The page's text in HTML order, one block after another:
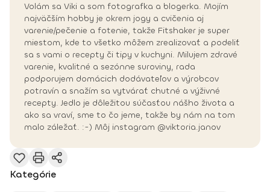
Volám sa Viki a som fotografka a blogerka. Mojím
najväčším hobby je okrem jogy a cvičenia aj
varenie/pečenie a fotenie, takže Fitshaker je super
miestom, kde to všetko môžem zrealizovať a podeliť
sa s vami o recepty či tipy v kuchyni. Milujem zdravé
varenie, kvalitné a sezónne suroviny, rada
podporujem domácich dodávateľov a výrobcov
potravín a snažím sa vytvárať chutné a výživné
recepty. Jedlo je dôležitou súčasťou nášho života a
ako sa vraví, sme to čo jeme, takže by nám na tom
malo záležať. :-) Môj instagram @viktoria.janov
Kategórie